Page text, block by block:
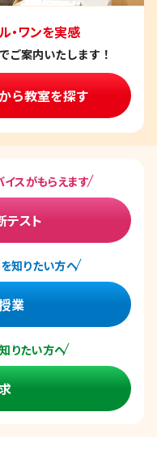
・ワンを実感
ご案内いたします！
ら教室を探す
スがもらえます
テスト
知りたい方へ
業
りたい方へ